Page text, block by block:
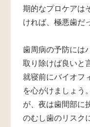
期的なプロケアは
ければ、極悪歯だ
歯周病の予防には
取り除けば良いと
就寝前にバイオフ
を心がけましょう
が、夜は歯間部に
のむし歯のリスク